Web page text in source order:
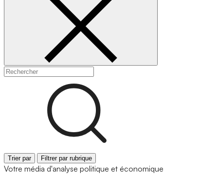
Trier par Filtrer par rubrique
Votre média d'analyse politique et économique